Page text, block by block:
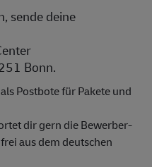
sende deine
Bonn.
Postbote für Pakete und
dir gern die Bewerber-
aus dem deutschen